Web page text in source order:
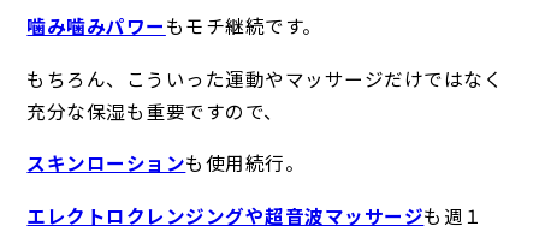
噛み噛みパワーもモチ継続です。
もちろん、こういった運動やマッサージだけではなく
充分な保湿も重要ですので、
スキンローションも使用続行。
エレクトロクレンジングや超音波マッサージも週１